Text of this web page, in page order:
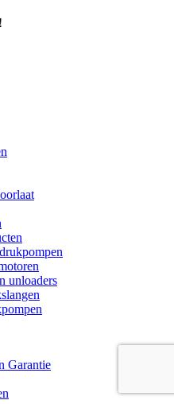
unloaders
Garantie